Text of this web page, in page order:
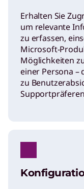
Erhalten Sie
um relevante
zu erfassen,
Microsoft-
Möglichkeiten
einer Persona
zu